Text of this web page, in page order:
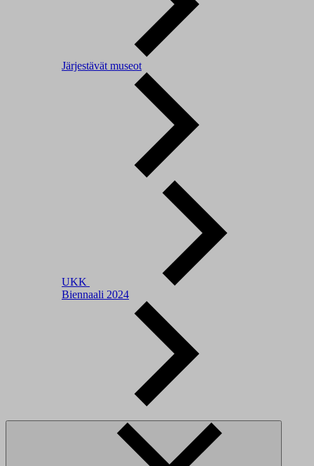
Järjestävät museot
UKK
Biennaali 2024